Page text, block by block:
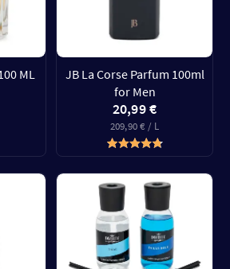
ML
JB La Corse Parfum 100ml
for Men
20,99 €
209,90 € / L